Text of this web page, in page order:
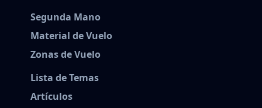
Segunda Mano
Material de Vuelo
Zonas de Vuelo
Lista de Temas
Artículos